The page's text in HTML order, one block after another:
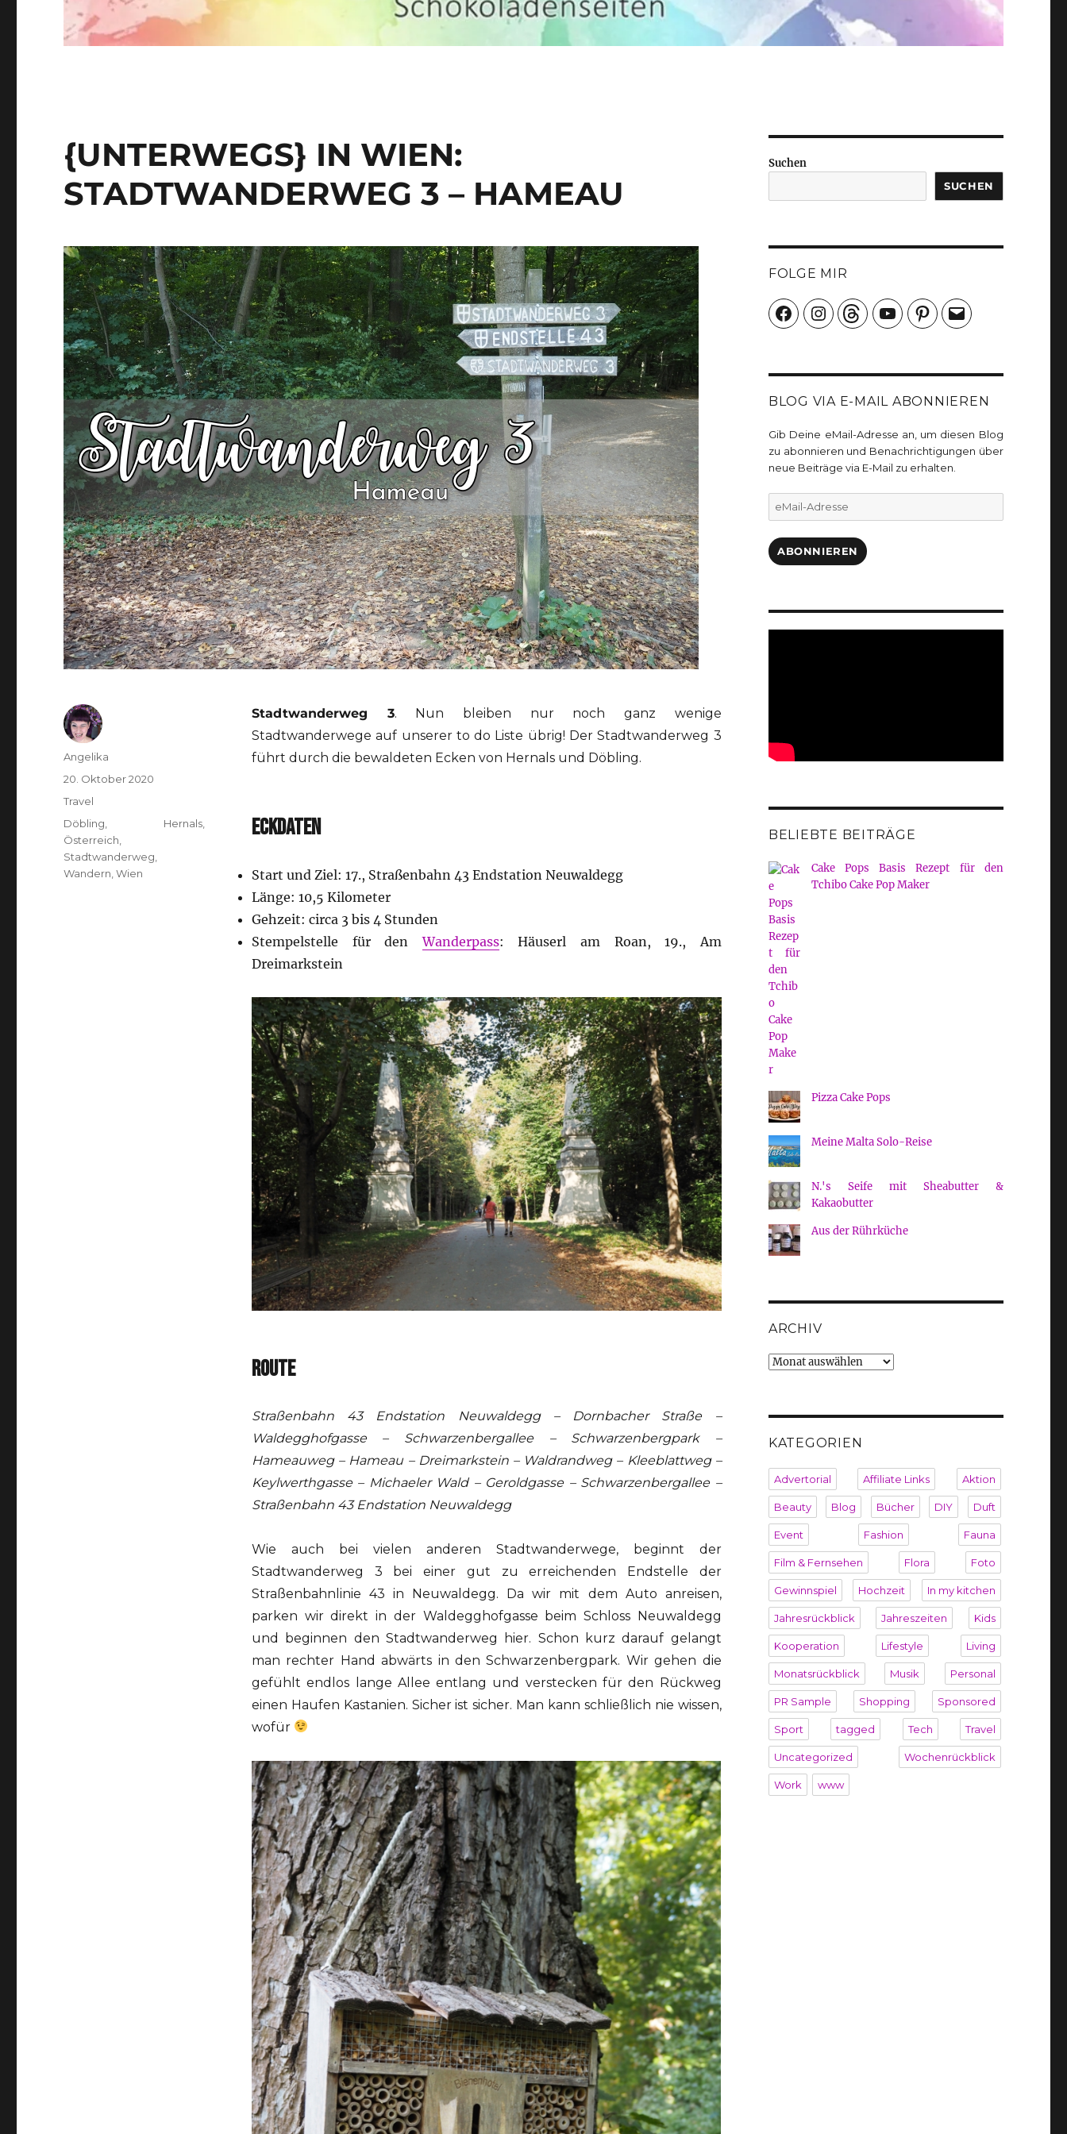
{UNTERWEGS} IN WIEN:
STADTWANDERWEG 3 – HAMEAU
Stadtwanderweg 3. Nun bleiben nur noch ganz wenige
Stadtwanderwege auf unserer to do Liste übrig! Der Stadtwanderweg 3
führt durch die bewaldeten Ecken von Hernals und Döbling.
ECKDATEN
Start und Ziel: 17., Straßenbahn 43 Endstation Neuwaldegg
Länge: 10,5 Kilometer
Gehzeit: circa 3 bis 4 Stunden
Stempelstelle für denWanderpass: Häuserl am Roan, 19., Am
Dreimarkstein
ROUTE
Straßenbahn 43 Endstation Neuwaldegg – Dornbacher Straße –
Waldegghofgasse – Schwarzenbergallee – Schwarzenbergpark –
Hameauweg – Hameau – Dreimarkstein – Waldrandweg – Kleeblattweg –
Keylwerthgasse – Michaeler Wald – Geroldgasse – Schwarzenbergallee –
Straßenbahn 43 Endstation Neuwaldegg
Wie auch bei vielen anderen Stadtwanderwege, beginnt der
Stadtwanderweg 3 bei einer gut zu erreichenden Endstelle der
Straßenbahnlinie 43 in Neuwaldegg. Da wir mit dem Auto anreisen,
parken wir direkt in der Waldegghofgasse beim Schloss Neuwaldegg
und beginnen den Stadtwanderweg hier. Schon kurz darauf gelangt
man rechter Hand abwärts in den Schwarzenbergpark. Wir gehen die
gefühlt endlos lange Allee entlang und verstecken für den Rückweg
einen Haufen Kastanien. Sicher ist sicher. Man kann schließlich nie wissen,
wofür
Autor
Angelika
Veröffentlicht
20. Oktober 2020
Kategorien
Travel
Schlagwörter
Döbling Hernals,
Österreich
Stadtwanderweg
Wandern ,Wien
Suchen
SUCHEN
FOLGE MIR
FacebookInstagramThreadsYouTubePinterest
E-
Mail
BLOG VIA E-MAIL ABONNIEREN
Gib Deine eMail-Adresse an, um diesen Blog
zu abonnieren und Benachrichtigungen über
neue Beiträge via E-Mail zu erhalten.
eMail-
ABONNIEREN
BELIEBTE BEITRÄGE
Cake Pops Basis Rezept für den
Tchibo Cake Pop Maker
Pizza Cake Pops
Meine Malta Solo-Reise
N.'s Seife mit Sheabutter &
Kakaobutter
Aus der Rührküche
ARCHIV
Archiv
KATEGORIEN
Advertorial Affiliate Links Aktion
Beauty Blog Bücher DIY Duft
Event Fashion Fauna
Film & Fernsehen Flora Foto
Gewinnspiel Hochzeit In my kitchen
Jahresrückblick Jahreszeiten Kids
Kooperation Lifestyle Living
Monatsrückblick Musik Personal
PR Sample Shopping Sponsored
Sport tagged Tech Travel
Uncategorized Wochenrückblick
Work www